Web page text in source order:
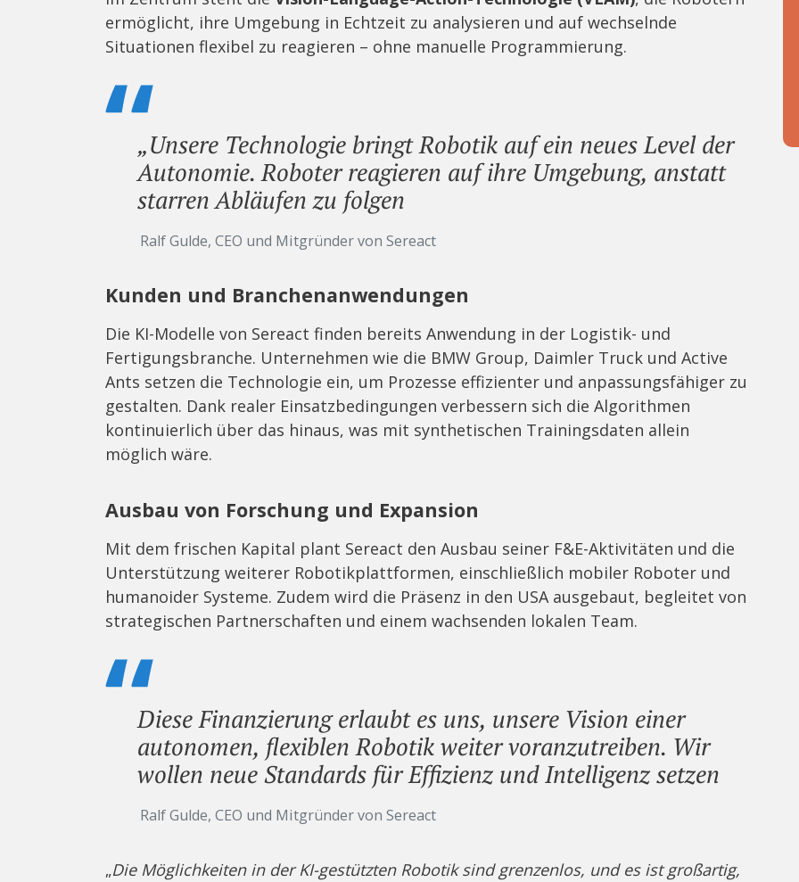
ermöglicht, ihre Umgebung in Echtzeit zu analysieren und auf wechselnde
Situationen flexibel zu reagieren – ohne manuelle Programmierung.
„Unsere Technologie bringt Robotik auf ein neues Level der
Autonomie. Roboter reagieren auf ihre Umgebung, anstatt
starren Abläufen zu folgen
Ralf Gulde, CEO und Mitgründer von Sereact
Kunden und Branchenanwendungen
Die KI-Modelle von Sereact finden bereits Anwendung in der Logistik- und
Fertigungsbranche. Unternehmen wie die BMW Group, Daimler Truck und Active
Ants setzen die Technologie ein, um Prozesse effizienter und anpassungsfähiger zu
gestalten. Dank realer Einsatzbedingungen verbessern sich die Algorithmen
kontinuierlich über das hinaus, was mit synthetischen Trainingsdaten allein
möglich wäre.
Ausbau von Forschung und Expansion
Mit dem frischen Kapital plant Sereact den Ausbau seiner F&E-Aktivitäten und die
Unterstützung weiterer Robotikplattformen, einschließlich mobiler Roboter und
humanoider Systeme. Zudem wird die Präsenz in den USA ausgebaut, begleitet von
strategischen Partnerschaften und einem wachsenden lokalen Team.
Diese Finanzierung erlaubt es uns, unsere Vision einer
autonomen, flexiblen Robotik weiter voranzutreiben. Wir
wollen neue Standards für Effizienz und Intelligenz setzen
Ralf Gulde, CEO und Mitgründer von Sereact
„Die Möglichkeiten in der KI-gestützten Robotik sind grenzenlos, und es ist großartig,